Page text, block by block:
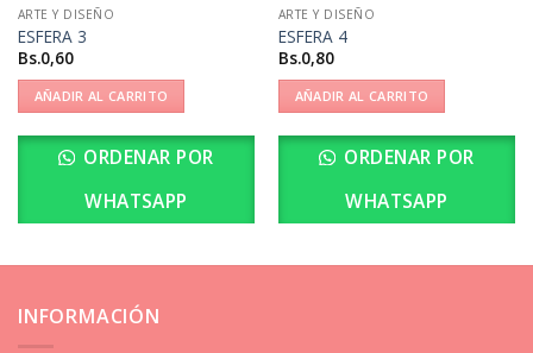
ARTE Y DISEÑO
ESFERA 3
Bs.0,60
AÑADIR AL CARRITO
ORDENAR POR
WHATSAPP
ARTE Y DISEÑO
ESFERA 4
Bs.0,80
AÑADIR AL CARRITO
ORDENAR POR
WHATSAPP
INFORMACIÓN